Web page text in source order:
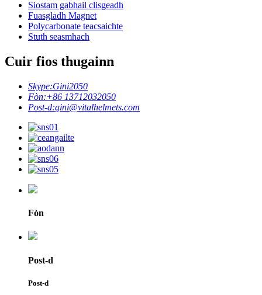
Siostam gabhail clisgeadh
Fuasgladh Magnet
Polycarbonate teacsaichte
Stuth seasmhach
Cuir fios thugainn
Skype:Gini2050
Fòn:+86 13712032050
Post-d:gini@vitalhelmets.com
Fòn
Post-d
Post-d